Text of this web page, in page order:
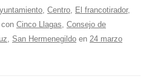
, Centro, El francotirador,
Cinco Llagas, Consejo de
, San Hermenegildo en 24 marzo